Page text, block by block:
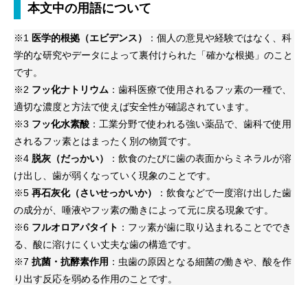
本文中の用語について
※1 医学的根拠（エビデンス）
：個人の意見や経験ではなく、科
学的な研究やデータによって裏付けられた「確かな根拠」のこと
です。
※2 フッ化ナトリウム ：歯科医療で使用されるフッ素の一種で、
適切な濃度と方法で使えば安全性が確認されています。
※3 フッ化水素酸 ：工業分野で使われる強い薬品で、歯科で使用
されるフッ素とはまったく別の物質です。
※4 脱灰（だっかい）
：飲食のたびに歯の表面からミネラルが溶
け出し、歯が弱くなっていく現象のことです。
※5 再石灰化（さいせっかいか）
：飲食などで一度溶け出した歯
の成分が、唾液やフッ素の働きによって元に戻る現象です。
※6 フルオロアパタイト ：フッ素が歯に取り込まれることででき
る、酸に溶けにくい丈夫な歯の構造です。
※7 抗菌・抗酵素作用 ：虫歯の原因となる細菌の働きや、酸を作
り出す反応を弱める作用のことです。